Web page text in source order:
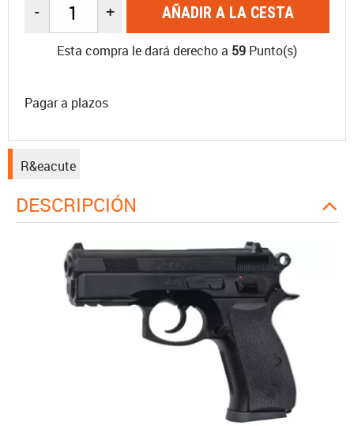
- + AÑADIR A LA CESTA
Esta compra le dará derecho a 59 Punto(s)
Pagar a plazos
R&eacute
DESCRIPCIÓN